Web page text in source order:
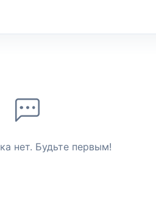
нет. Будьте первым!